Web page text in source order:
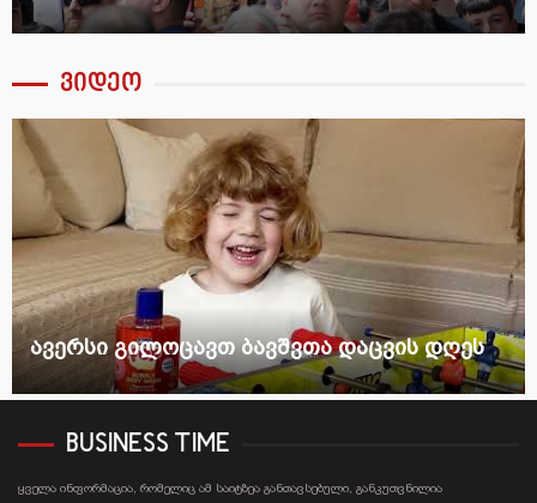
ვიდეო
ავერსი გილოცავთ ბავშვთა დაცვის
BUSINESS TIME
ყველა ინფორმაცია, რომელიც ამ საიტზეა განთავსებული, განკუთვნილია